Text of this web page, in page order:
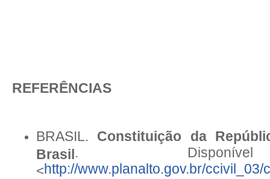
REFERÊNCIAS
BRASIL. Constituição da
Brasil.
<http://www.planalto.gov.br/